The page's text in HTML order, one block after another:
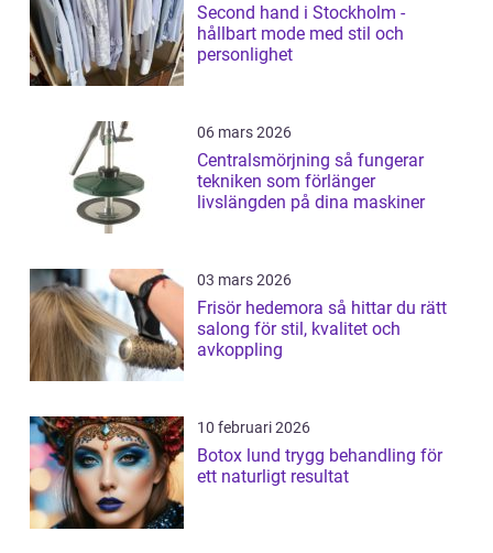
Second hand i Stockholm -
hållbart mode med stil och
personlighet
06 mars 2026
Centralsmörjning så fungerar
tekniken som förlänger
livslängden på dina maskiner
03 mars 2026
Frisör hedemora så hittar du rätt
salong för stil, kvalitet och
avkoppling
10 februari 2026
Botox lund trygg behandling för
ett naturligt resultat